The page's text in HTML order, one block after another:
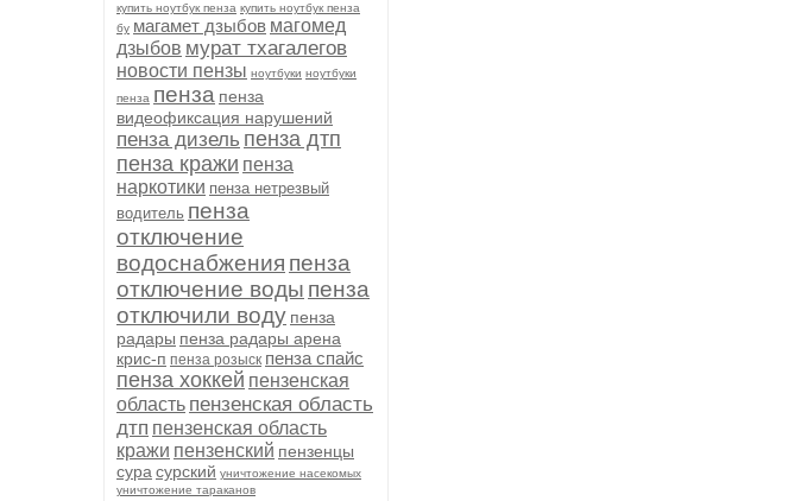
купить ноутбук пенза купить ноутбук пенза
бу магамет дзыбов магомед
дзыбов мурат тхагалегов
новости пензы ноутбуки ноутбуки
пенза пенза пенза
видеофиксация нарушений
пенза дизель пенза дтп
пенза кражи пенза
наркотики пенза нетрезвый
водитель пенза
отключение
водоснабжения пенза
отключение воды пенза
отключили воду пенза
радары пенза радары арена
крис-п пенза розыск пенза спайс
пенза хоккей пензенская
область пензенская область
дтп пензенская область
кражи пензенский пензенцы
сура сурский уничтожение насекомых
уничтожение тараканов